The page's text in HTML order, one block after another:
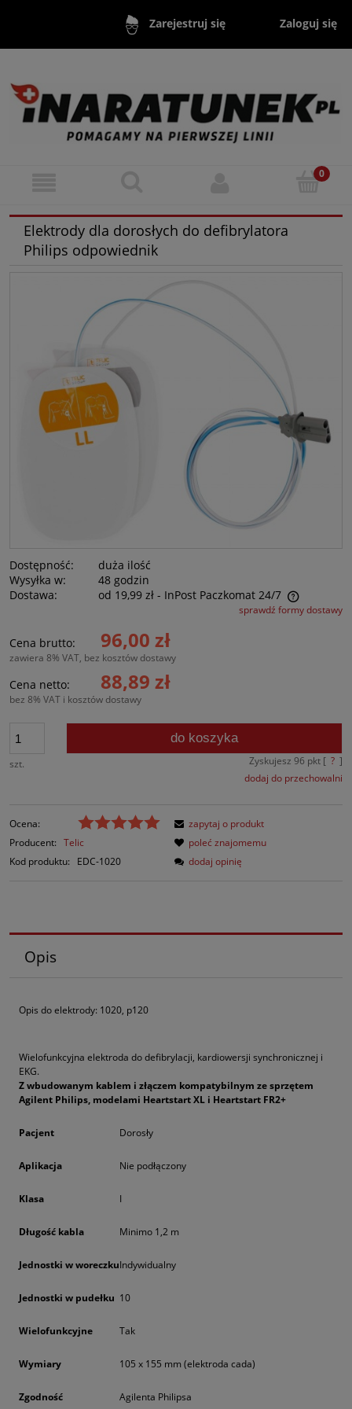
Zarejestruj się Zaloguj się
Elektrody dla dorosłych do defibrylatora
Philips odpowiednik
Dostępność:
duża ilość
Wysyłka w:
48 godzin
Dostawa:
od 19,99 zł - InPost Paczkomat 24/7
Cena nie zawiera ewentualnych kosztów płatnościsprawdź formy dostawy
Cena brutto: 96,00 zł
zawiera 8% VAT, bez kosztów dostawy
Cena netto: 88,89 zł
bez 8% VAT i kosztów dostawy
szt.
do koszyka
Zyskujesz 96 pkt [ ? ]
dodaj do przechowalni
Ocena:
Producent: Telic
Kod produktu:
EDC-1020
zapytaj o produkt
poleć znajomemu
dodaj opinię
Opis
Opis do elektrody: 1020, p120
Wielofunkcyjna elektroda do defibrylacji, kardiowersji synchronicznej i
EKG.
Z wbudowanym kablem i złączem kompatybilnym ze sprzętem
Agilent Philips, modelami Heartstart XL i Heartstart FR2+
Pacjent Dorosły
Aplikacja Nie podłączony
Klasa I
Długość kabla Minimo 1,2 m
Jednostki w woreczkuIndywidualny
Jednostki w pudełku 10
Wielofunkcyjne Tak
Wymiary 105 x 155 mm (elektroda cada)
Zgodność Agilenta Philipsa